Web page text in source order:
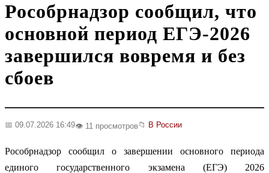
Рособрнадзор сообщил, что
основной период ЕГЭ-2026
завершился вовремя и без
сбоев
📅 09.07.2026 16:49👁️ 11 просмотров📁 В России
Рособрнадзор сообщил о завершении основного периода
единого государственного экзамена (ЕГЭ) 2026